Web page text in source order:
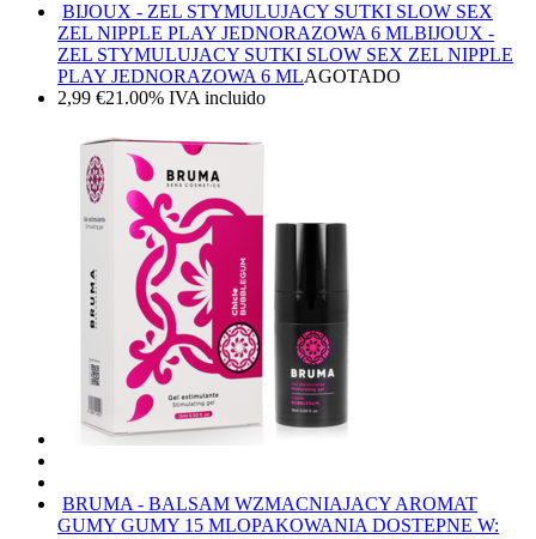
BIJOUX - ZEL STYMULUJACY SUTKI SLOW SEX
ZEL NIPPLE PLAY JEDNORAZOWA 6 MLBIJOUX -
ZEL STYMULUJACY SUTKI SLOW SEX ZEL NIPPLE
PLAY JEDNORAZOWA 6 MLAGOTADO
2,99 €21.00% IVA incluido
BRUMA - BALSAM WZMACNIAJACY AROMAT
GUMY GUMY 15 MLOPAKOWANIA DOSTEPNE W: